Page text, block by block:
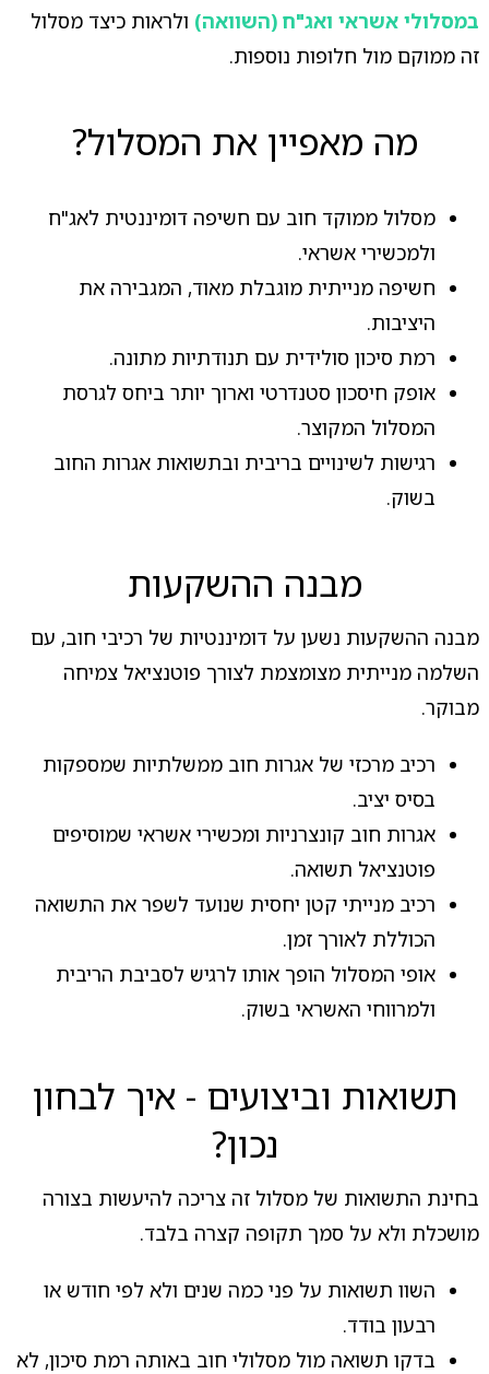
במסלולי אשראי ואג"ח (השוואה) ולראות כיצד מסלול
זה ממוקם מול חלופות נוספות.
מה מאפיין את המסלול?
מסלול ממוקד חוב עם חשיפה דומיננטית לאג"ח
ולמכשירי אשראי.
חשיפה מנייתית מוגבלת מאוד, המגבירה את
היציבות.
רמת סיכון סולידית עם תנודתיות מתונה.
אופק חיסכון סטנדרטי וארוך יותר ביחס לגרסת
המסלול המקוצר.
רגישות לשינויים בריבית ובתשואות אגרות החוב
בשוק.
מבנה ההשקעות
מבנה ההשקעות נשען על דומיננטיות של רכיבי חוב, עם
השלמה מנייתית מצומצמת לצורך פוטנציאל צמיחה
מבוקר.
רכיב מרכזי של אגרות חוב ממשלתיות שמספקות
בסיס יציב.
אגרות חוב קונצרניות ומכשירי אשראי שמוסיפים
פוטנציאל תשואה.
רכיב מנייתי קטן יחסית שנועד לשפר את התשואה
הכוללת לאורך זמן.
אופי המסלול הופך אותו לרגיש לסביבת הריבית
ולמרווחי האשראי בשוק.
תשואות וביצועים - איך לבחון
נכון?
בחינת התשואות של מסלול זה צריכה להיעשות בצורה
מושכלת ולא על סמך תקופה קצרה בלבד.
השוו תשואות על פני כמה שנים ולא לפי חודש או
רבעון בודד.
בדקו תשואה מול מסלולי חוב באותה רמת סיכון, לא